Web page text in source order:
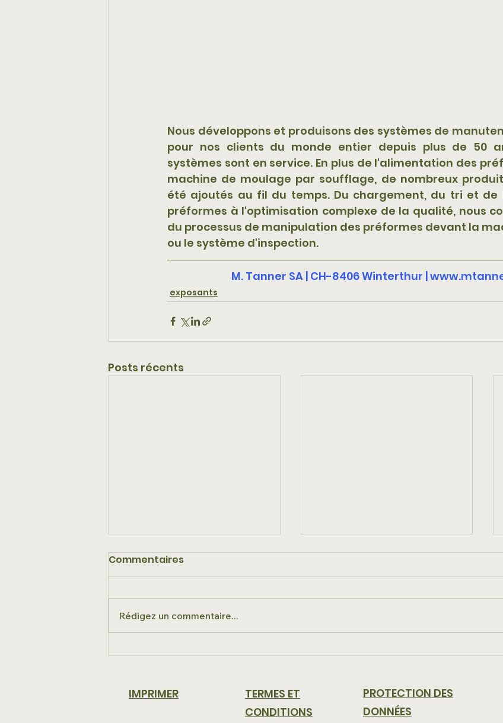
Nous développons et produisons des systèmes de
pour nos clients du monde entier depuis plus de 50
systèmes sont en service. En plus de l'alimentation des
machine de moulage par soufflage, de nombreux
été ajoutés au fil du temps. Du chargement, du tri et de
préformes à l'optimisation complexe de la qualité, nous
du processus de manipulation des préformes devant la
ou le système d'inspection.
M. Tanner SA | CH-8406 Winterthur |
exposants
Posts récents
La séparation
Station de vidange IBC
chimiques
Commentaires
Rédigez un commentaire...
IMPRIMER
TERMES ET
CONDITIONS
PROTECTION DES
DONNÉES